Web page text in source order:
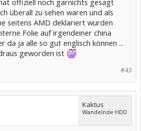
überall zu sehen waren und als
seitens AMD deklariert wurden
Folie auf irgendeiner china
da ja alle so gut englisch können ...
geworden ist
#43
Kaktus
Wandelnde HDD